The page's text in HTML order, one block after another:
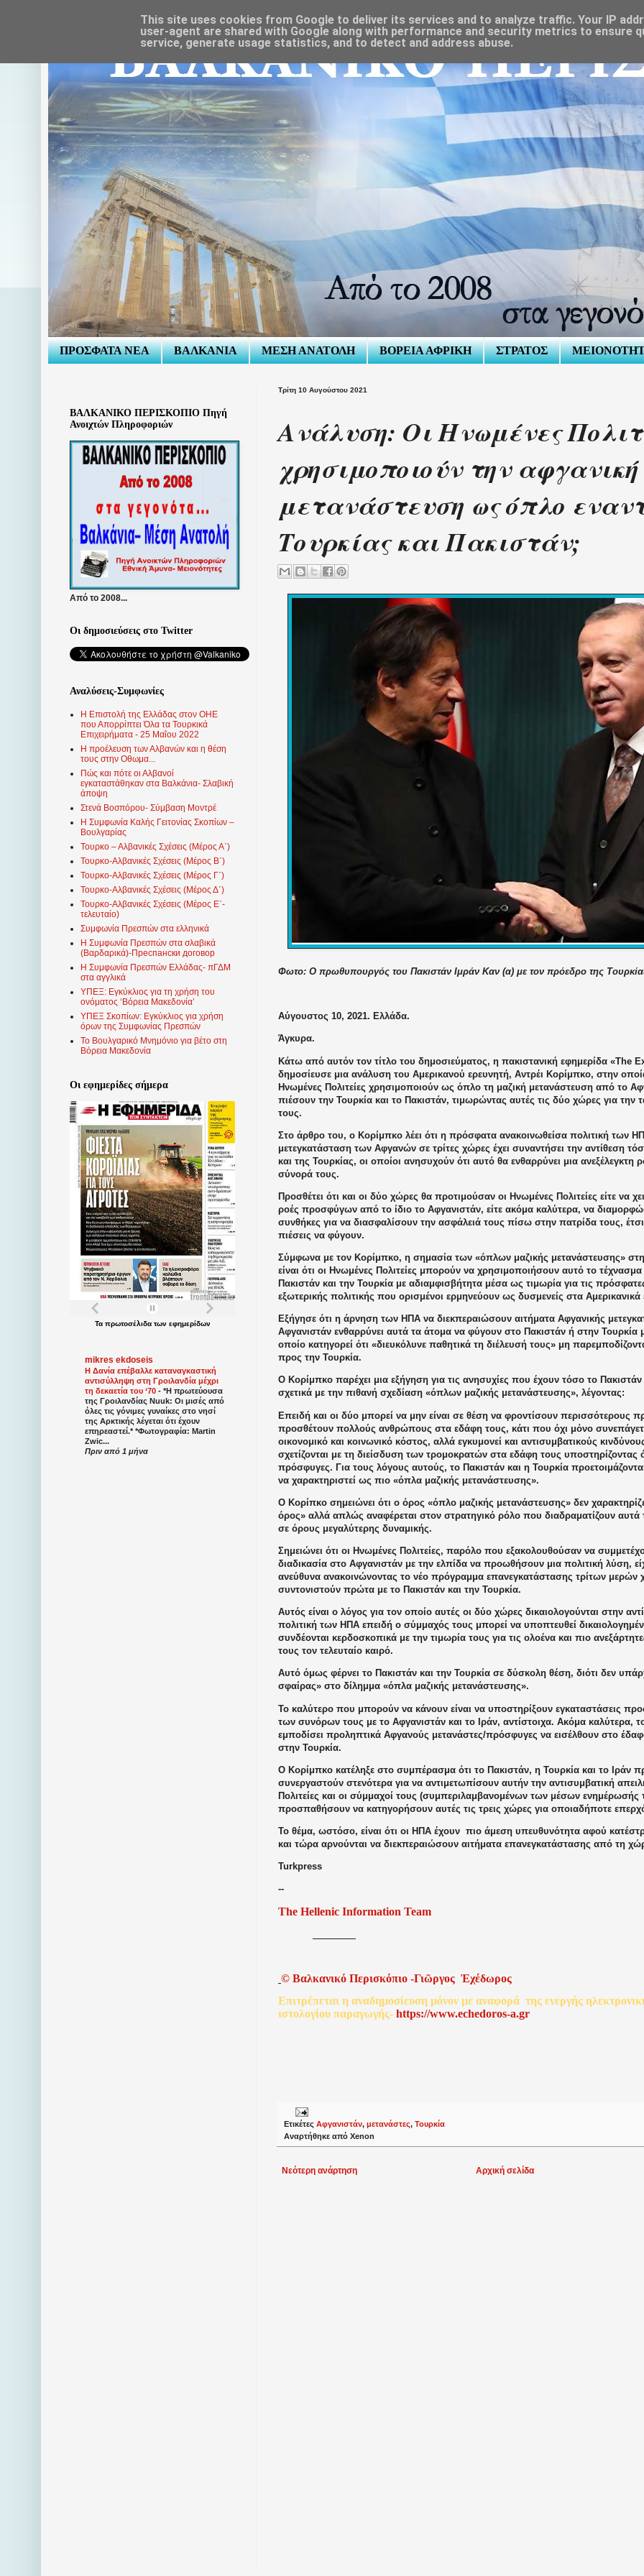
ΠΡΟΣΦΑΤΑ ΝΕΑ ΒΑΛΚΑΝΙΑ ΜΕΣΗ ΑΝΑΤΟΛΗ ΒΟΡΕΙΑ ΑΦΡΙΚΗ ΣΤΡΑΤΟΣ
Τρίτη 10 Αυγούστου 2021
Ανάλυση: Οι Ηνωμένες
χρησιμοποιούν την αφγανική
μετανάστευση ως όπλο
Τουρκίας και Πακιστάν;
Φωτο: Ο πρωθυπουργός του Πακιστάν Ιμράν Καν (α) με τον πρόεδρο της
Αύγουστος 10, 2021. Ελλάδα.
Άγκυρα.
Κάτω από αυτόν τον τίτλο του δημοσιεύματος, η πακιστανική εφημερίδα «The
δημοσίευσε μια ανάλυση του Αμερικανού ερευνητή, Αντρέι Κορίμπκο, στην
Ηνωμένες Πολιτείες χρησιμοποιούν ως όπλο τη μαζική μετανάστευση από το
πιέσουν την Τουρκία και το Πακιστάν, τιμωρώντας αυτές τις δύο χώρες για την
τους.
Στο άρθρο του, ο Κορίμπκο λέει ότι η πρόσφατα ανακοινωθείσα πολιτική των
μετεγκατάσταση των Αφγανών σε τρίτες χώρες έχει συναντήσει την αντίθεση
και της Τουρκίας, οι οποίοι ανησυχούν ότι αυτό θα ενθαρρύνει μια
σύνορά τους.
Προσθέτει ότι και οι δύο χώρες θα προτιμούσαν οι Ηνωμένες Πολιτείες είτε να
ροές προσφύγων από το ίδιο το Αφγανιστάν, είτε ακόμα καλύτερα, να
συνθήκες για να διασφαλίσουν την ασφάλειά τους πίσω στην πατρίδα τους,
πιέσεις να φύγουν.
Σύμφωνα με τον Κορίμπκο, η σημασία των «όπλων μαζικής μετανάστευσης»
είναι ότι οι Ηνωμένες Πολιτείες μπορούν να χρησιμοποιήσουν αυτό το
Πακιστάν και την Τουρκία με αδιαμφισβήτητα μέσα ως τιμωρία για τις
εξωτερικής πολιτικής που ορισμένοι ερμηνεύουν ως δυσμενείς στα
Εξήγησε ότι η άρνηση των ΗΠΑ να διεκπεραιώσουν αιτήματα Αφγανικής
Αφγανιστάν ενθαρρύνει αυτά τα άτομα να φύγουν στο Πακιστάν ή στην Τουρκία
οποίο κατηγορεί ότι «διευκόλυνε παθητικά τη διέλευσή τους» μη
προς την Τουρκία.
Ο Κορίμπκο παρέχει μια εξήγηση για τις ανησυχίες που έχουν τόσο το
σχετικά με την πιθανή σχεδίαση «όπλων μαζικής μετανάστευσης», λέγοντας:
Επειδή και οι δύο μπορεί να μην είναι σε θέση να φροντίσουν περισσότερους
προσθέτουν πολλούς ανθρώπους στα εδάφη τους, κάτι που όχι μόνο
οικονομικό και κοινωνικό κόστος, αλλά εγκυμονεί και αντισυμβατικούς
σχετίζονται με τη διείσδυση των τρομοκρατών στα εδάφη τους υποστηρίζοντας
πρόσφυγες. Για τους λόγους αυτούς, το Πακιστάν και η Τουρκία
να χαρακτηριστεί ως πιο «όπλα μαζικής μετανάστευσης».
Ο Κορίπκο σημειώνει ότι ο όρος «όπλο μαζικής μετανάστευσης» δεν
όρος» αλλά απλώς αναφέρεται στον στρατηγικό ρόλο που διαδραματίζουν αυτά
σε όρους μεγαλύτερης δυναμικής.
Σημειώνει ότι οι Ηνωμένες Πολιτείες, παρόλο που εξακολουθούσαν να
διαδικασία στο Αφγανιστάν με την ελπίδα να προωθήσουν μια πολιτική λύση,
ανεύθυνα ανακοινώνοντας το νέο πρόγραμμα επανεγκατάστασης τρίτων μερών
συντονιστούν πρώτα με το Πακιστάν και την Τουρκία.
Αυτός είναι ο λόγος για τον οποίο αυτές οι δύο χώρες δικαιολογούνται στην
πολιτική των ΗΠΑ επειδή ο σύμμαχός τους μπορεί να υποπτευθεί
συνδέονται κερδοσκοπικά με την τιμωρία τους για τις ολοένα και πιο
τους τον τελευταίο καιρό.
Αυτό όμως φέρνει το Πακιστάν και την Τουρκία σε δύσκολη θέση, διότι δεν
σφαίρας» στο δίλημμα «όπλα μαζικής μετανάστευσης».
Το καλύτερο που μπορούν να κάνουν είναι να υποστηρίξουν εγκαταστάσεις
των συνόρων τους με το Αφγανιστάν και το Ιράν, αντίστοιχα. Ακόμα καλύτερα,
εμποδίσει προληπτικά Αφγανούς μετανάστες/πρόσφυγες να εισέλθουν στο
στην Τουρκία.
Ο Κορίμπκο κατέληξε στο συμπέρασμα ότι το Πακιστάν, η Τουρκία και το Ιράν
συνεργαστούν στενότερα για να αντιμετωπίσουν αυτήν την αντισυμβατική
Πολιτείες και οι σύμμαχοί τους (συμπεριλαμβανομένων των μέσων ενημέρωσής
προσπαθήσουν να κατηγορήσουν αυτές τις τρεις χώρες για οποιαδήποτε
Το θέμα, ωστόσο, είναι ότι οι ΗΠΑ έχουν πιο άμεση υπευθυνότητα αφού
και τώρα αρνούνται να διεκπεραιώσουν αιτήματα επανεγκατάστασης από τη
Turkpress
--
The Hellenic Information Team
© Βαλκανικό Περισκόπιο -Γιῶργος Ἐχέδωρος
Επιτρέπεται η αναδημοσίευση μόνον με αναφορά της ενεργής
ιστολογίου παραγωγής- https://www.echedoros-a.gr
Ετικέτες Αφγανιστάν, μετανάστες, Τουρκία
Αναρτήθηκε από Xenon
Νεότερη ανάρτηση Αρχική σελίδα
ΒΑΛΚΑΝΙΚΟ ΠΕΡΙΣΚΟΠΙΟ Πηγή
Ανοιχτών Πληροφοριών
Από το 2008...
Οι δημοσιεύσεις στο Twitter
Αναλύσεις-Συμφωνίες
Η Επιστολή της Ελλάδας στον ΟΗΕ
που Απορρίπτει Όλα τα Τουρκικά
Επιχειρήματα - 25 Μαΐου 2022
Η προέλευση των Αλβανών και η θέση
τους στην Οθωμα...
Πώς και πότε οι Αλβανοί
εγκαταστάθηκαν στα Βαλκάνια- Σλαβική
άποψη
Στενά Βοσπόρου- Σύμβαση Μοντρέ
Η Συμφωνία Καλής Γειτονίας Σκοπίων –
Βουλγαρίας
Τουρκο – Αλβανικές Σχέσεις (Mέρος Α΄)
Τουρκο-Αλβανικές Σχέσεις (Μέρος Β΄)
Τουρκο-Αλβανικές Σχέσεις (Μέρος Γ΄)
Τουρκο-Αλβανικές Σχέσεις (Μέρος Δ΄)
Τουρκο-Αλβανικές Σχέσεις (Μέρος Ε΄-
τελευταίο)
Συμφωνία Πρεσπών στα ελληνικά
Η Συμφωνία Πρεσπών στα σλαβικά
(Βαρδαρικά)-Преспански договор
Η Συμφωνία Πρεσπών Ελλάδας- πΓΔΜ
στα αγγλικά
ΥΠΕΞ: Εγκύκλιος για τη χρήση του
ονόματος ‘Βόρεια Μακεδονία’
ΥΠΕΞ Σκοπίων: Εγκύκλιος για χρήση
όρων της Συμφωνίας Πρεσπών
Το Βουλγαρικό Μνημόνιο για βέτο στη
Βόρεια Μακεδονία
Οι εφημερίδες σήμερα
Τα πρωτοσέλιδατων εφημερίδων
mikres ekdoseis
Η Δανία επέβαλλε καταναγκαστική
αντισύλληψη στη Γροιλανδία μέχρι
τη δεκαετία του ‘70 - *Η πρωτεύουσα
της Γροιλανδίας Nuuk: Οι μισές από
όλες τις γόνιμες γυναίκες στο νησί
της Αρκτικής λέγεται ότι έχουν
επηρεαστεί.* *Φωτογραφία: Martin
Zwic...
Πριν από 1 μήνα
This site uses cookies from Google to deliver its services and to analyze traffic. Your IP
user-agent are shared with Google along with performance and security metrics to ensure
service, generate usage statistics, and to detect and address abuse.